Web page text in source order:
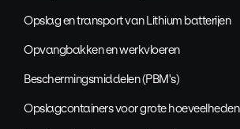
Opslag en transport van Lithium batterijen
Opvangbakken en werkvloeren
Beschermingsmiddelen (PBM's)
Opslagcontainers voor grote hoeveelheden